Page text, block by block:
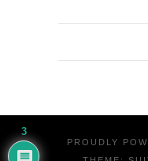
PROUDLY
3